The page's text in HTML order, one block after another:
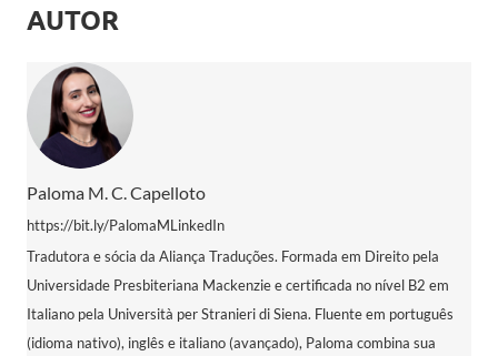
AUTOR
Paloma M. C. Capelloto
https://bit.ly/PalomaMLinkedIn
Tradutora e sócia da Aliança Traduções. Formada em Direito pela
Universidade Presbiteriana Mackenzie e certificada no nível B2 em
Italiano pela Università per Stranieri di Siena. Fluente em português
(idioma nativo), inglês e italiano (avançado), Paloma combina sua